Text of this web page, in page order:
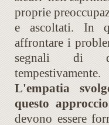
proprie
e ascoltati. In
affrontare i
segnali di
tempestivamente.
L'empatia
questo
devono essere